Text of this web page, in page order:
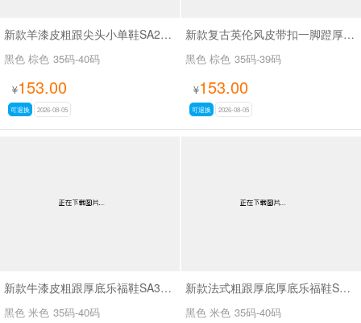
新款羊漆皮粗跟尖头小单鞋SA25166
黑色 棕色 35码-40码
¥153.00
可退换 2026-08-05
新款复古英伦风皮带扣一脚蹬厚底时尚百搭乐福鞋SA5271
黑色 棕色 35码-39码
¥153.00
可退换 2026-08-05
新款牛漆皮粗跟厚底乐福鞋SA3071
黑色 米色 35码-40码
新款法式粗跟厚底厚底乐福鞋SA3079
黑色 米色 35码-40码